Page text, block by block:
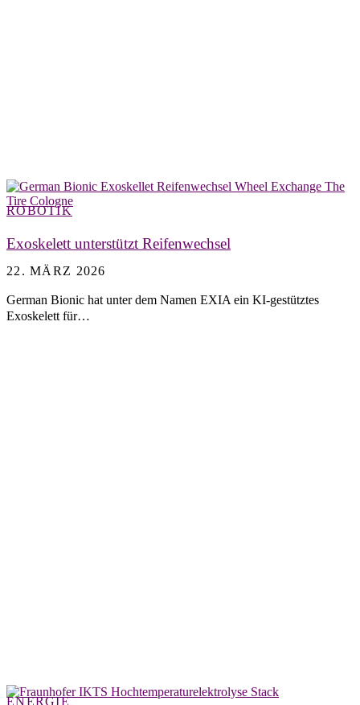
ROBOTIK
Exoskelett unterstützt Reifenwechsel
22. MÄRZ 2026
German Bionic hat unter dem Namen EXIA ein KI-gestütztes
Exoskelett für…
ENERGIE